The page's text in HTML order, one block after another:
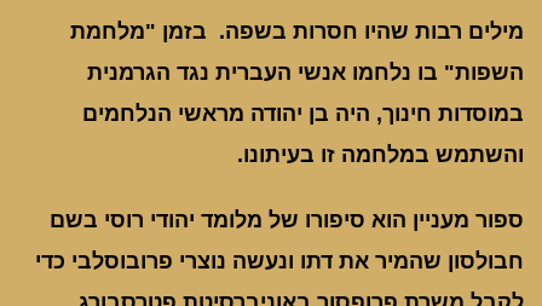
מילים רבות שהיו חסרות בשפה. בזמן "מלחמת
השפות" בו נלחמו אנשי העברית נגד הגרמנית
במוסדות חינוך, היה בן יהודה מראשי הנלחמים
והשתמש במלחמה זו בעיתונו.
ספור מעניין הוא סיפורו של מלומד יהודי רוסי בשם
חבולסון שהמיר את דתו ונעשה נוצרי פרובוסלבי כדי